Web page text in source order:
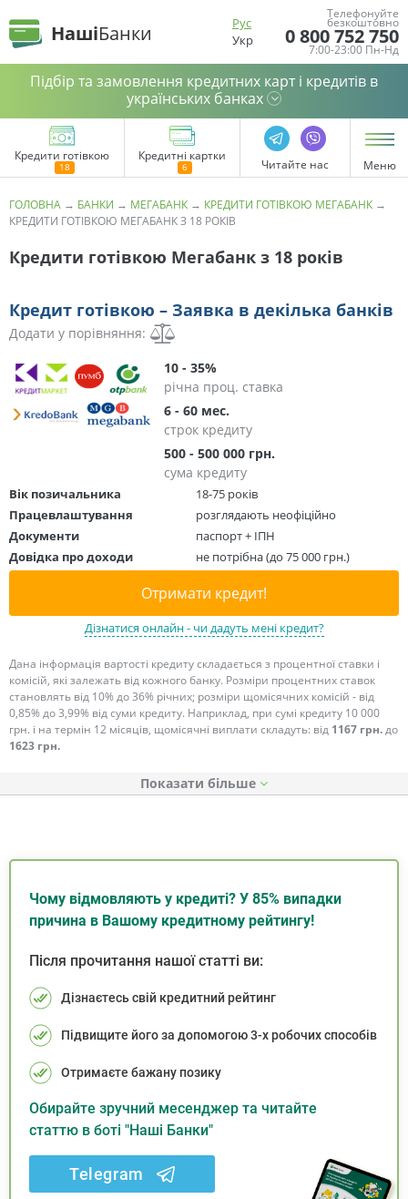
НашіБанки
Рус
Укр
Телефонуйте
безкоштовно
0 800 752 750
7:00-23:00 Пн-Нд
Підбір та замовлення кредитних карт і кредитів в
українських банках
Кредити готівкою Кредитні картки
Читайте нас Меню
ГОЛОВНА → БАНКИ → МЕГАБАНК → КРЕДИТИ ГОТІВКОЮ МЕГАБАНК →
КРЕДИТИ ГОТІВКОЮ МЕГАБАНК З 18 РОКІВ
Кредити готівкою Мегабанк з 18 років
Кредит готівкою – Заявка в декілька банків
Додати у порівняння:
10 - 35%
річна проц. ставка
6 - 60 мес.
строк кредиту
500 - 500 000 грн.
сума кредиту
Вік позичальника
18-75 років
Працевлаштування
розглядають неофіційно
Документи
паспорт + ІПН
Довідка про доходи
не потрібна (до 75 000 грн.)
Отримати кредит!
Дізнатися онлайн - чи дадуть мені кредит?
Дана інформація вартості кредиту складається з процентної ставки і
комісій, які залежать від кожного банку. Розміри процентних ставок
становлять від 10% до 36% річних; розміри щомісячних комісій - від
0,85% до 3,99% від суми кредиту. Наприклад, при сумі кредиту 10 000
грн. і на термін 12 місяців, щомісячні виплати складуть: від 1167 грн.до
1623 грн.
Показати
Чому відмовляють у кредиті? У 85% випадки
причина в Вашому кредитному рейтингу!
Після прочитання нашої статті ви:
Дізнаєтесь свій кредитний рейтинг
Підвищите його за допомогою 3-х робочих способів
Отримаєте бажану позику
Обирайте зручний месенджер та читайте
статтю в боті "Наші Банки"
Telegram